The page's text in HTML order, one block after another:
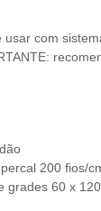
usar com
200 fios/
grades 60 x